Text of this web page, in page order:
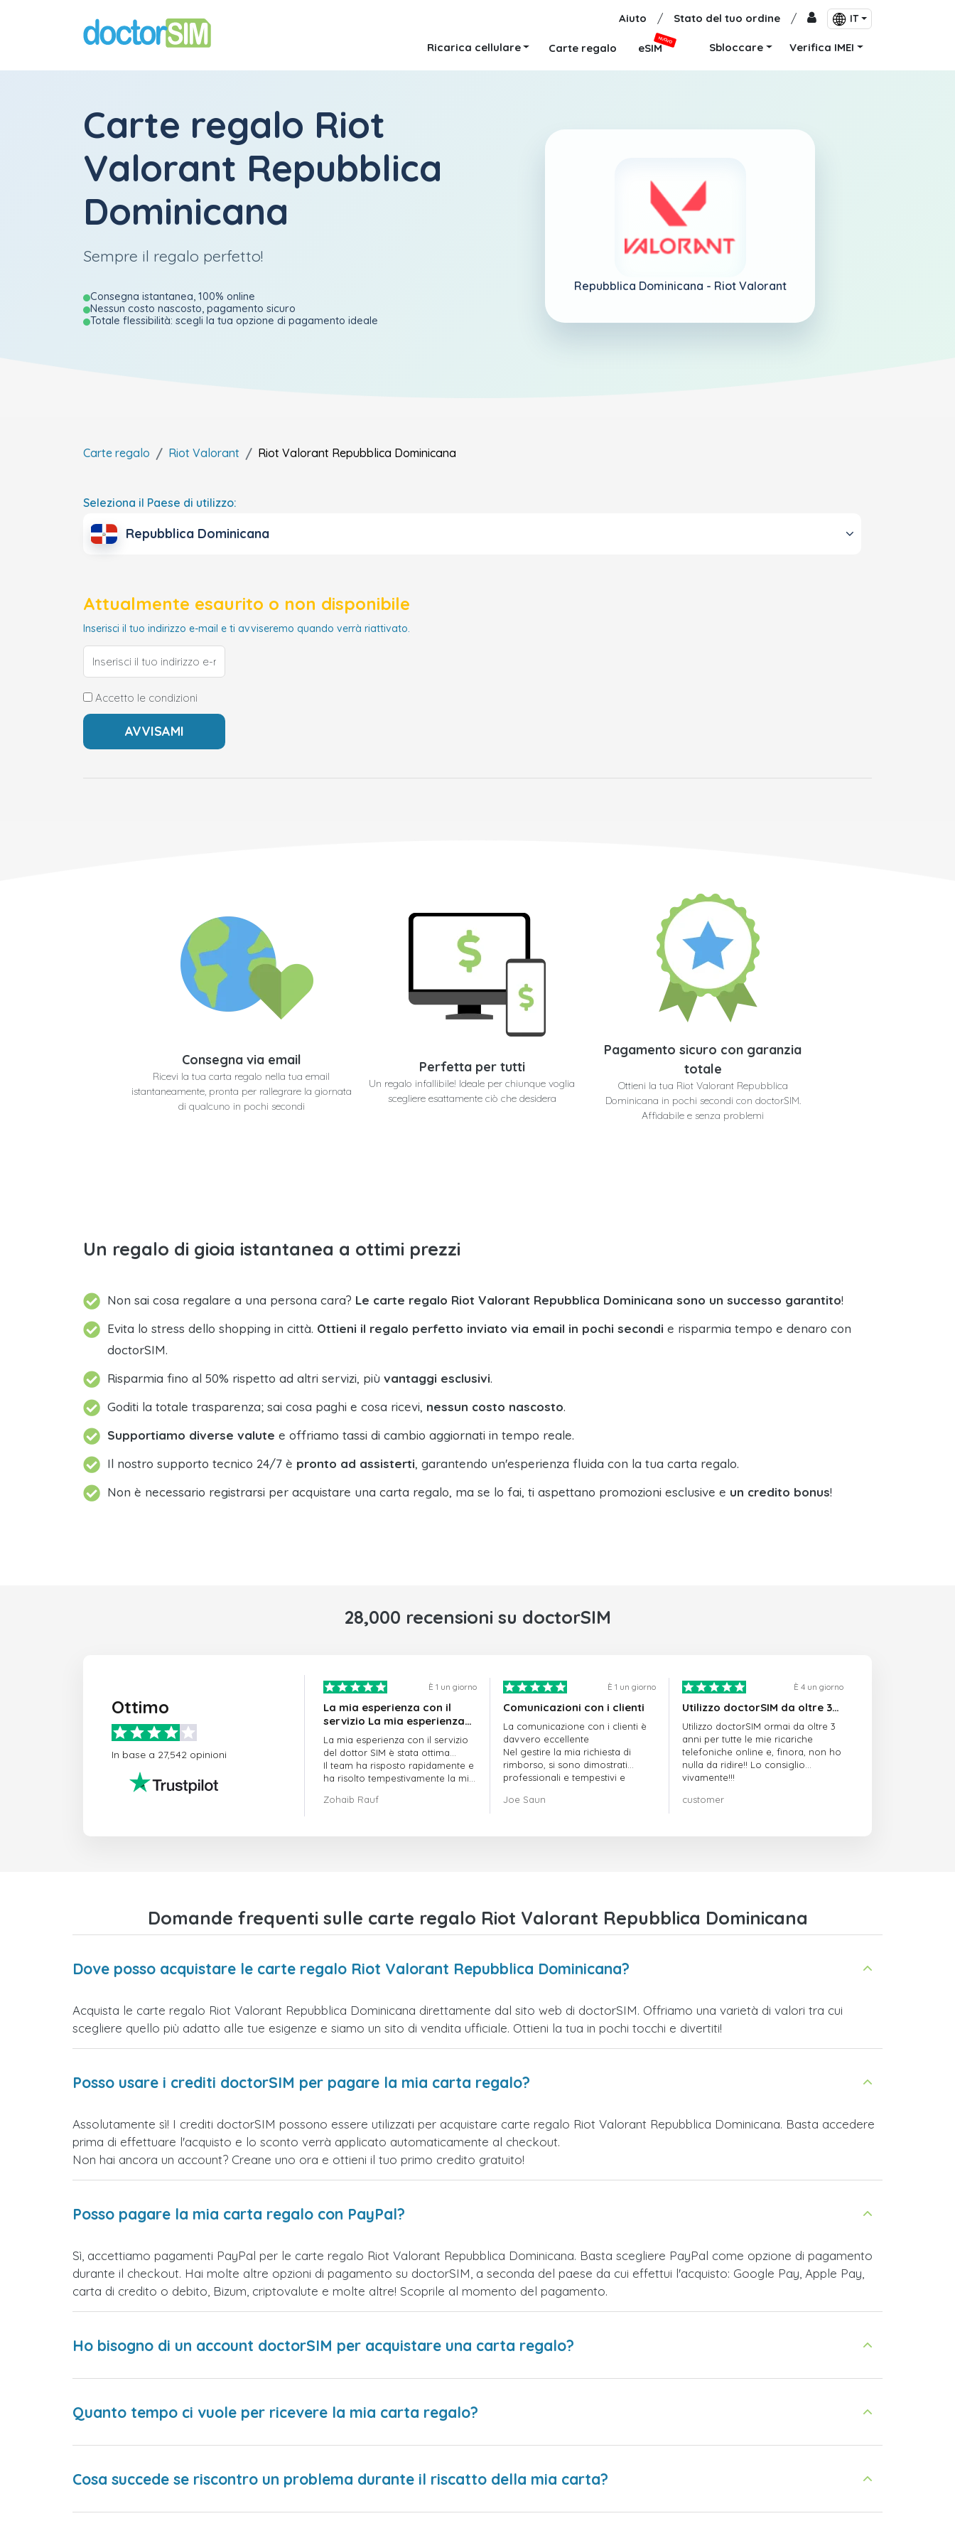
Aiuto / Stato del tuo ordine / IT
Ricarica cellulare Carte regalo eSIM
NUOVO
Sbloccare Verifica IMEI
Carte regalo Riot
Valorant Repubblica
Dominicana
Sempre il regalo perfetto!
Consegna istantanea, 100% online
Nessun costo nascosto, pagamento sicuro
Totale flessibilità: scegli la tua opzione di pagamento ideale
Repubblica Dominicana - Riot Valorant
Carte regalo Riot Valorant Riot Valorant Repubblica Dominicana
Seleziona il Paese di utilizzo:
Repubblica Dominicana
Attualmente esaurito o non disponibile
Inserisci il tuo indirizzo e-mail e ti avviseremo quando verrà riattivato.
Accetto le condizioni
Consegna via email
Ricevi la tua carta regalo nella tua email
istantaneamente, pronta per rallegrare la giornata
di qualcuno in pochi secondi
Perfetta per tutti
Un regalo infallibile! Ideale per chiunque voglia
scegliere esattamente ciò che desidera
Pagamento sicuro con garanzia
totale
Ottieni la tua Riot Valorant Repubblica
Dominicana in pochi secondi con doctorSIM.
Affidabile e senza problemi
Un regalo di gioia istantanea a ottimi prezzi
Non sai cosa regalare a una persona cara? Le carte regalo Riot Valorant Repubblica Dominicana sono un successo garantito!
Evita lo stress dello shopping in città. Ottieni il regalo perfetto inviato via email in pochi secondi e risparmia tempo e denaro con
doctorSIM.
Risparmia fino al 50% rispetto ad altri servizi, più vantaggi esclusivi.
Goditi la totale trasparenza; sai cosa paghi e cosa ricevi, nessun costo nascosto.
Supportiamo diverse valute e offriamo tassi di cambio aggiornati in tempo reale.
Il nostro supporto tecnico 24/7 è pronto ad assisterti, garantendo un'esperienza fluida con la tua carta regalo.
Non è necessario registrarsi per acquistare una carta regalo, ma se lo fai, ti aspettano promozioni esclusive e un credito bonus!
28,000 recensioni su doctorSIM
Ottimo
In base a 27,542 opinioni
È 1 un giorno
La mia esperienza con il
servizio La mia esperienza
con il servizio offerto da
doctorSIM è stata ottima.
La mia esperienza con il servizio
del dottor SIM è stata ottima...
Il team ha risposto rapidamente e
ha risolto tempestivamente la mia
Nel complesso, sono davvero
Zohaib Rauf
È 1 un giorno
Comunicazioni con i clienti
La comunicazione con i clienti è
davvero eccellente
Nel gestire la mia richiesta di
rimborso, si sono dimostrati
professionali e tempestivi e
Joe Saun
È 4 un giorno
Utilizzo doctorSIM da oltre 3…
Utilizzo doctorSIM ormai da oltre 3
anni per tutte le mie ricariche
telefoniche online e, finora, non ho
nulla da ridire!! Lo consiglio
vivamente!!!
customer
Domande frequenti sulle carte regalo Riot Valorant Repubblica Dominicana
Dove posso acquistare le carte regalo Riot Valorant Repubblica Dominicana?
Acquista le carte regalo Riot Valorant Repubblica Dominicana direttamente dal sito web di doctorSIM. Offriamo una varietà di valori tra cui
scegliere quello più adatto alle tue esigenze e siamo un sito di vendita ufficiale. Ottieni la tua in pochi tocchi e divertiti!
Posso usare i crediti doctorSIM per pagare la mia carta regalo?
Assolutamente sì! I crediti doctorSIM possono essere utilizzati per acquistare carte regalo Riot Valorant Repubblica Dominicana. Basta accedere
prima di effettuare l'acquisto e lo sconto verrà applicato automaticamente al checkout.
Non hai ancora un account? Creane uno ora e ottieni il tuo primo credito gratuito!
Posso pagare la mia carta regalo con PayPal?
Sì, accettiamo pagamenti PayPal per le carte regalo Riot Valorant Repubblica Dominicana. Basta scegliere PayPal come opzione di pagamento
durante il checkout. Hai molte altre opzioni di pagamento su doctorSIM, a seconda del paese da cui effettui l'acquisto: Google Pay, Apple Pay,
carta di credito o debito, Bizum, criptovalute e molte altre! Scoprile al momento del pagamento.
Ho bisogno di un account doctorSIM per acquistare una carta regalo?
Quanto tempo ci vuole per ricevere la mia carta regalo?
Cosa succede se riscontro un problema durante il riscatto della mia carta?